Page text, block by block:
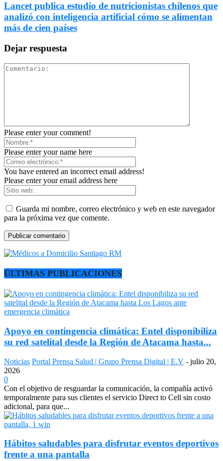
Lancet publica estudio de nutricionistas chilenos que
analizó con inteligencia artificial cómo se alimentan
más de cien países
Dejar respuesta
Please enter your comment!
Please enter your name here
You have entered an incorrect email address!
Please enter your email address here
Guarda mi nombre, correo electrónico y web en este navegador
para la próxima vez que comente.
ÚLTIMAS PUBLICACIONES
Apoyo en contingencia climática: Entel disponibiliza
su red satelital desde la Región de Atacama hasta...
Noticias Portal Prensa Salud | Grupo Prensa Digital | E.V - julio 20,
2026
0
Con el objetivo de resguardar la comunicación, la compañía activó
temporalmente para sus clientes el servicio Direct to Cell sin costo
adicional, para que...
Hábitos saludables para disfrutar eventos deportivos
frente a una pantalla